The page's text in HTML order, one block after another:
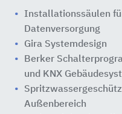
Installationssäulen
Datenversorgung
Gira Systemdesign
Berker
und KNX
Außenbereich